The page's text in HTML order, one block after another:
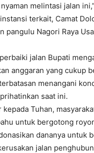
melintasi jalan
terkait, Camat
pangulu Nagori Raya
jalan Bupati
anggaran yang cukup
menangani
saat ini.
kepada Tuhan,
untuk bergotong
dananya untuk
jalan